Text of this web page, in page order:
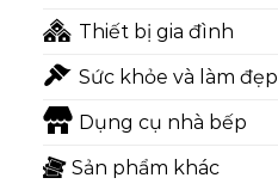
Thiết bị gia đình
Sức khỏe và làm đẹp
Dụng cụ nhà bếp
Sản phẩm khác